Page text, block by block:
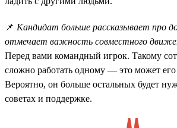
📌 Кандидат больше рассказывает про
отмечает важность совместного
Перед вами командный игрок. Такому
сложно работать одному — это может его
Вероятно, он больше остальных будет
советах и поддержке.